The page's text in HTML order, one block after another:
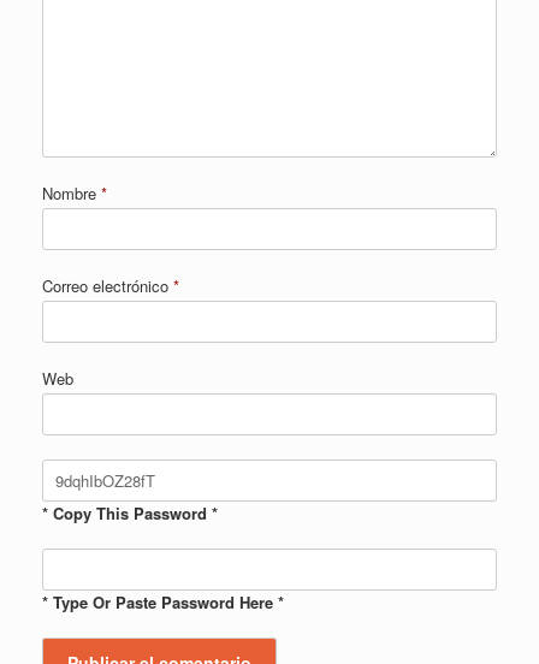
Nombre *
Correo electrónico *
Web
* Copy This Password *
* Type Or Paste Password Here *